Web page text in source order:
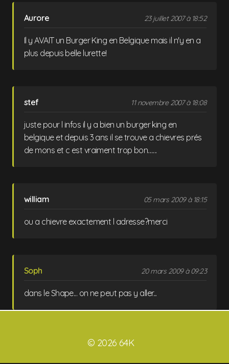
Aurore 23 juillet 2007 à 18:52
Il y AVAIT un Burger King en Belgique mais il n'y en a
plus depuis belle lurette!
stef 11 novembre 2007 à 18:08
juste pour l infos il y a bien un burger king en
belgique et depuis 3 ans il se trouve a chievres prés
de mons et c est vraiment trop bon.......
william 05 mars 2009 à 18:15
ou a chievre exactement l adresse?merci
Soph 20 mars 2009 à 09:23
dans le Shape... on ne peut pas y aller...
© 2026 64K